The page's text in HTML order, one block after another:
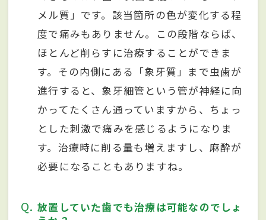
メル質」です。該当箇所の色が変化する程
度で痛みもありません。この段階ならば、
ほとんど削らすに治療することができま
す。その内側にある「象牙質」まで虫歯が
進行すると、象牙細管という管が神経に向
かってたくさん通っていますから、ちょっ
とした刺激で痛みを感じるようになりま
す。治療時に削る量も増えますし、麻酔が
必要になることもありますね。
Q
放置していた歯でも治療は可能なのでしょ